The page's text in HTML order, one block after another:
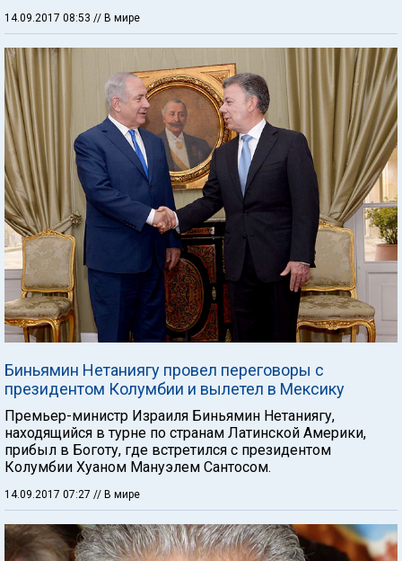
14.09.2017 08:53 // В мире
Биньямин Нетаниягу провел переговоры с
президентом Колумбии и вылетел в Мексику
Премьер-министр Израиля Биньямин Нетаниягу,
находящийся в турне по странам Латинской Америки,
прибыл в Боготу, где встретился с президентом
Колумбии Хуаном Мануэлем Сантосом.
14.09.2017 07:27 // В мире